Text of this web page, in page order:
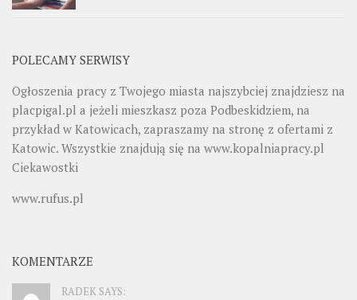
POLECAMY SERWISY
Ogłoszenia pracy z Twojego miasta najszybciej znajdziesz na
placpigal.pl a jeżeli mieszkasz poza Podbeskidziem, na
przykład w Katowicach, zapraszamy na stronę z ofertami z
Katowic. Wszystkie znajdują się na www.kopalniapracy.pl
Ciekawostki
www.rufus.pl
KOMENTARZE
RADEK SAYS: